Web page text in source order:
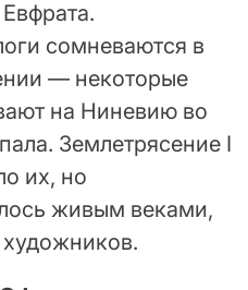
сомневаются в
— некоторые
на Ниневию во
Землетрясение I
их, но
живым веками,